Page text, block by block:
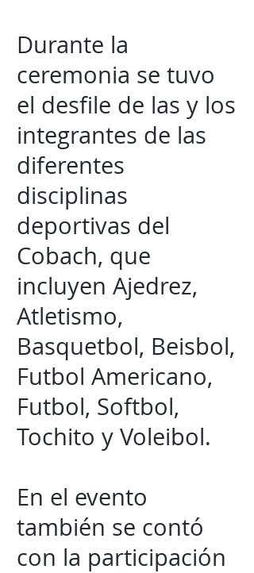
Durante la
ceremonia se tuvo
el desfile de las y los
integrantes de las
diferentes
disciplinas
deportivas del
Cobach, que
incluyen Ajedrez,
Atletismo,
Basquetbol, Beisbol,
Futbol Americano,
Futbol, Softbol,
Tochito y Voleibol.
En el evento
también se contó
con la participación